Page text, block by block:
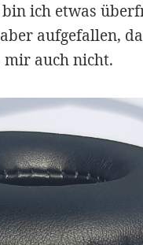
ich etwas
aufgefallen,
mir auch nicht.